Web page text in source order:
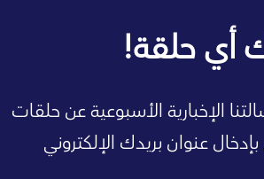
الصندوق الرئيسية
أي حلقة!
الإخبارية الأسبوعية عن حلقات
عنوان بريدك الإلكتروني